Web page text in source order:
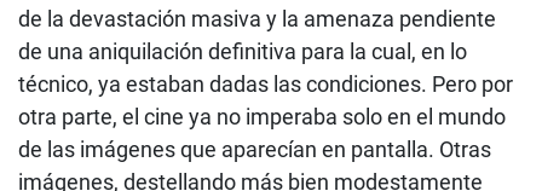
de la devastación masiva y la amenaza pendiente
de una aniquilación definitiva para la cual, en lo
técnico, ya estaban dadas las condiciones. Pero por
otra parte, el cine ya no imperaba solo en el mundo
de las imágenes que aparecían en pantalla. Otras
imágenes, destellando más bien modestamente